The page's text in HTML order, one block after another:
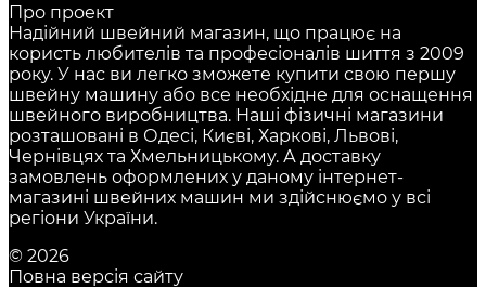
Про проект
Надійний швейний магазин, що працює на
користь любителів та професіоналів шиття з 2009
року. У нас ви легко зможете купити свою першу
швейну машину або все необхідне для оснащення
швейного виробництва. Наші фізичні магазини
розташовані в Одесі, Києві, Харкові, Львові,
Чернівцях та Хмельницькому. А доставку
замовлень оформлених у даному інтернет-
магазині швейних машин ми здійснюємо у всі
регіони України.
© 2026
Повна версія сайту